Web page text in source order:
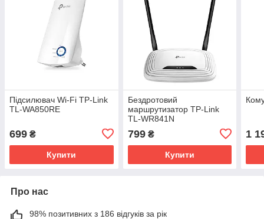
Підсилювач Wi-Fi TP-Link
TL-WA850RE
699 ₴
Купити
Бездротовий
маршрутизатор TP-Link
TL-WR841N
799₴
Купити
1
Про нас
98% позитивних з 186 відгуків за рік